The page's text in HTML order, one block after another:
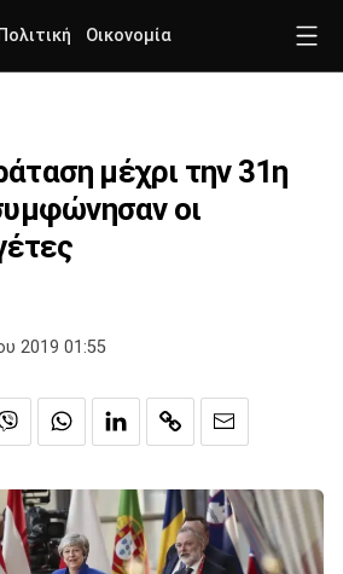
Πολιτική Οικονομία
μέχρι την 31η
οι
2019 01:55